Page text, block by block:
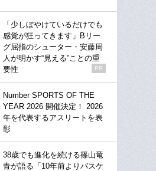
「少しぼやけているだけでも
感覚が狂ってきます」Bリー
グ屈指のシューター・安藤周
人が明かす“見える”ことの重
要性
PR
Number SPORTS OF THE
YEAR 2026 開催決定！ 2026
年を代表するアスリートを表
彰
38歳でも進化を続ける篠山竜
青が語る「10年前よりバスケ